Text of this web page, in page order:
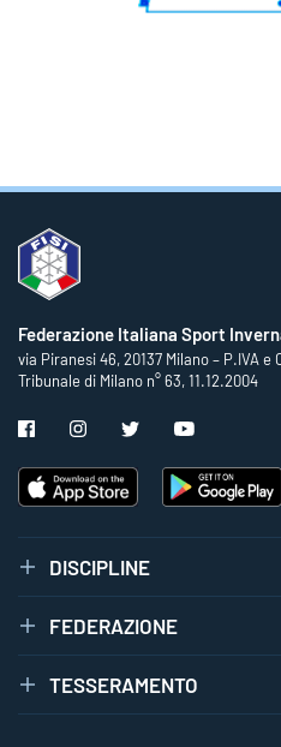
Federazione Italiana Sport
via Piranesi 46, 20137 Milano – P.IVA e
Tribunale di Milano n° 63, 11.12.2004
DISCIPLINE
FEDERAZIONE
TESSERAMENTO